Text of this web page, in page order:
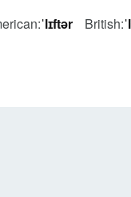
ˈlɪftər British: